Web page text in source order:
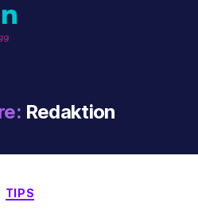
Redaktion
Kategorier
TIPS